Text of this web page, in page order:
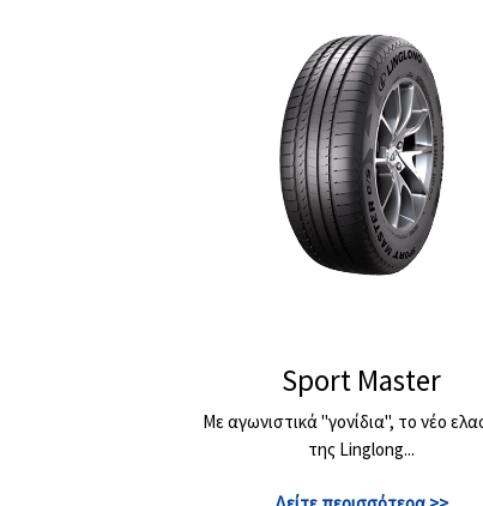
Sport Master
Με αγωνιστικά "γονίδια", το νέο
της Linglong...